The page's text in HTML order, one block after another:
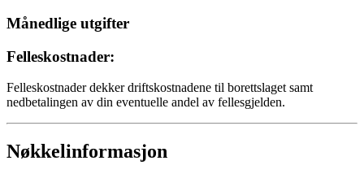
Månedlige utgifter
Felleskostnader:
Felleskostnader dekker driftskostnadene til borettslaget samt
nedbetalingen av din eventuelle andel av fellesgjelden.
Nøkkelinformasjon